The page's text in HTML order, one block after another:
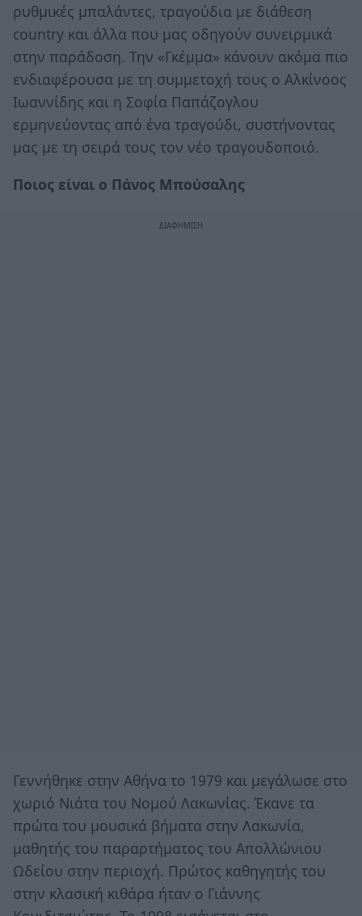
ρυθμικές μπαλάντες, τραγούδια με διάθεση
country και άλλα που μας οδηγούν συνειρμικά
στην παράδοση. Την «Γκέμμα» κάνουν ακόμα πιο
ενδιαφέρουσα με τη συμμετοχή τους ο Αλκίνοος
Ιωαννίδης και η Σοφία Παπάζογλου
ερμηνεύοντας από ένα τραγούδι, συστήνοντας
μας με τη σειρά τους τον νέο τραγουδοποιό.
Ποιος είναι ο Πάνος Μπούσαλης
Γεννήθηκε στην Αθήνα το 1979 και μεγάλωσε στο
χωριό Νιάτα του Νομού Λακωνίας. Έκανε τα
πρώτα του μουσικά βήματα στην Λακωνία,
μαθητής του παραρτήματος του Απολλώνιου
Ωδείου στην περιοχή. Πρώτος καθηγητής του
στην κλασική κιθάρα ήταν ο Γιάννης